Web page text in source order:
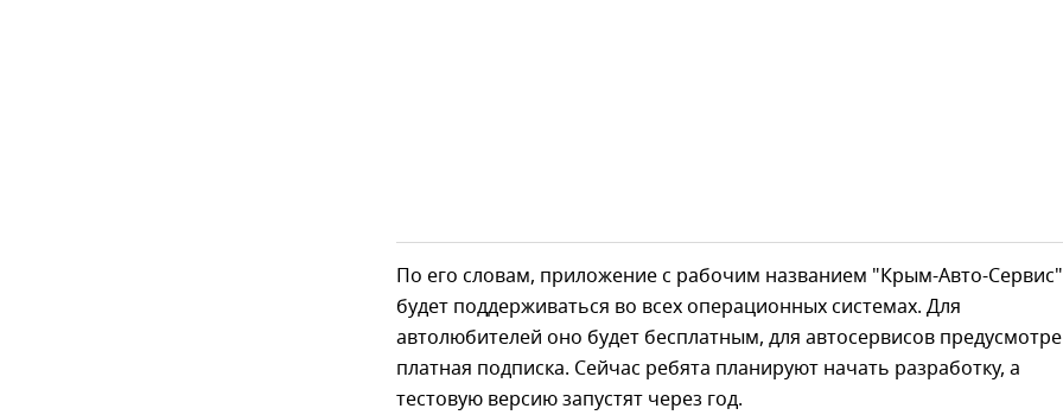
По его словам, приложение с рабочим названием "Крым-Авто-Сервис"
будет поддерживаться во всех операционных системах. Для
автолюбителей оно будет бесплатным, для автосервисов
платная подписка. Сейчас ребята планируют начать разработку, а
тестовую версию запустят через год.